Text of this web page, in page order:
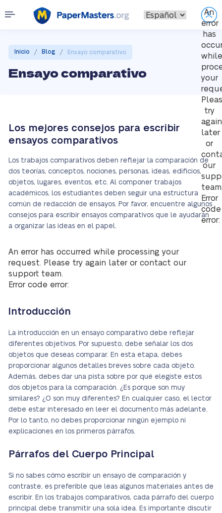
An
error
has
while
your
try
again
later
or
our
Error
code
error:
Inicio / Blog / Ensayo comparativo
Ensayo comparativo
Los mejores consejos para escribir
ensayos comparativos
Los trabajos comparativos deben reflejar la comparación de
dos teorías, conceptos, nociones, personas, ideas, edificios,
objetos, lugares, eventos, etc. Al componer trabajos
académicos, los estudiantes deben seguir una estructura
común de redacción de ensayos. Por favor, encuentre algunos
consejos para escribir ensayos comparativos que le ayudarán
a organizar las ideas en el papel.
An error has occurred while processing your
request. Please try again later or contact our
support team.
Error code error:
Introducción
La introducción en un ensayo comparativo debe reflejar
diferentes objetivos. Por supuesto, debe señalar los dos
objetos que deseas comparar. En esta etapa, debes
proporcionar algunos detalles breves sobre cada objeto.
Además, debes dar una pista sobre por qué elegiste estos
dos objetos para la comparación. ¿Es porque son muy
similares? ¿O son muy diferentes? En cualquier caso, el lector
debe estar interesado en leer el documento más adelante.
Por lo tanto, no debes proporcionar ningún ejemplo ni
explicaciones en los primeros párrafos.
Párrafos del Cuerpo Principal
Si no sabes cómo escribir un ensayo de comparación y
contraste, es preferible que leas algunos materiales antes de
escribir. En los trabajos comparativos, cada párrafo del cuerpo
principal debe transmitir una sola idea. Es importante discutir